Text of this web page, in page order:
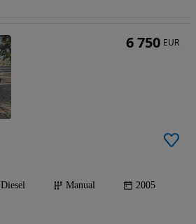
Diesel Manual 2005
6 750 EUR